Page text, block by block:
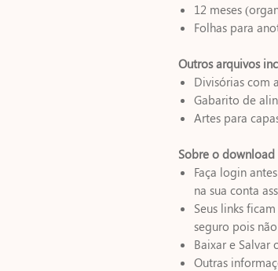
12 meses
Folhas para
Outros arquivos
Divisórias com
Gabarito de
Artes para
Sobre o download
Faça login
na sua conta
Seus links
seguro pois
Baixar e
Outras